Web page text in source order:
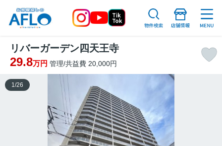
リバーガーデン四天王寺
29.8万円 管理/共益費 20,000円
1 /26